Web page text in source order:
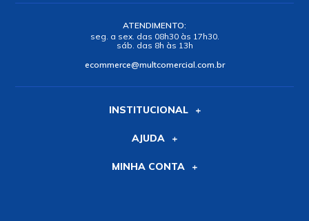
ATENDIMENTO:
seg. a sex. das 08h30 às 17h30.
sáb. das 8h às 13h
ecommerce@multcomercial.com.br
INSTITUCIONAL
AJUDA
MINHA CONTA